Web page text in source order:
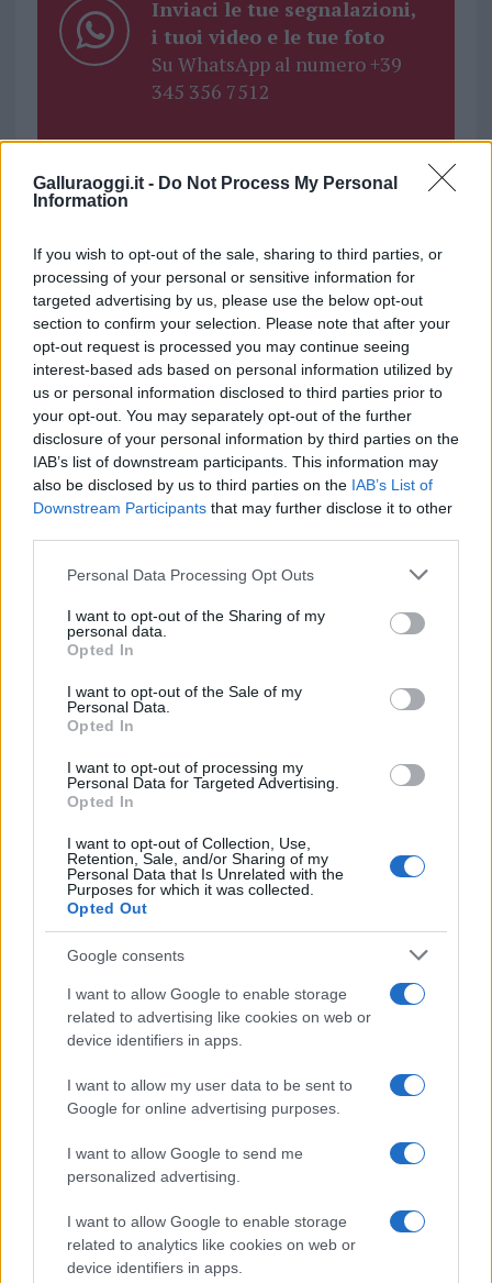
Galluraoggi.it - Do Not Process My Personal
Information
If you wish to opt-out of the sale, sharing to third parties, or
processing of your personal or sensitive information for
targeted advertising by us, please use the below opt-out
section to confirm your selection. Please note that after your
opt-out request is processed you may continue seeing
interest-based ads based on personal information utilized by
us or personal information disclosed to third parties prior to
your opt-out. You may separately opt-out of the further
disclosure of your personal information by third parties on the
IAB’s list of downstream participants. This information may
also be disclosed by us to third parties on the IAB’s List of
Downstream Participants that may further disclose it to other
Please note that this website/app uses one or more Google
not limited to your visit or usage behaviour. You may click to
grant or deny consent to Google and its third-party tags to
use your data for below specified purposes in below Google
consent section.
Personal Data Processing Opt Outs
I want to opt-out of the Sharing of my
personal data.
Opted In
I want to opt-out of the Sale of my
Personal Data.
Opted In
I want to opt-out of processing my
Personal Data for Targeted Advertising.
Opted In
I want to opt-out of Collection, Use,
Retention, Sale, and/or Sharing of my
Personal Data that Is Unrelated with the
Purposes for which it was collected.
Opted Out
Google consents
I want to allow Google to enable storage
related to advertising like cookies on web or
device identifiers in apps.
I want to allow my user data to be sent to
Google for online advertising purposes.
I want to allow Google to send me
personalized advertising.
I want to allow Google to enable storage
related to analytics like cookies on web or
device identifiers in apps.
Inviaci le tue segnalazioni,
i tuoi video e le tue foto
Su WhatsApp al numero +39
345 356 7512
daGoogle News
Condividi l'articolo
F
a
ce
b
o
o
k
T
w
it
te
r
Pi
n
te
re
st
W
h
at
s
A
p
p
S
h
a
re
Articolo precedente
Prossimo articolo
Gallura
Michelle Hunziker in Gallura, bella anche dal
vivo: un amico vip svela come fa
Calangianus, dopo le polemiche il centro
accoglienza minori chiude
Olbia, divieto di sosta contro spaccio e degrado:
Pausa caffè impeccabile: come scegliere la
soluzione ideale per la casa e l’ufficio
Monte Pino, la fine di un lungo dolore: storia e
rinascita della strada che segnò la Gallura
Raid nelle campagne di Berchidda, rischio per
la rete elettrica